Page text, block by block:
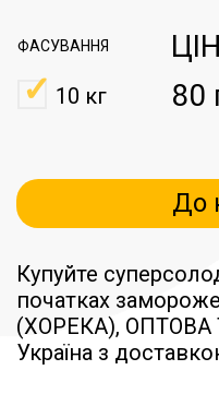
ФАСУВАННЯ
10 кг 80
До
Купуйте
початках
(ХОРЕКА), ОПТОВА
Україна з